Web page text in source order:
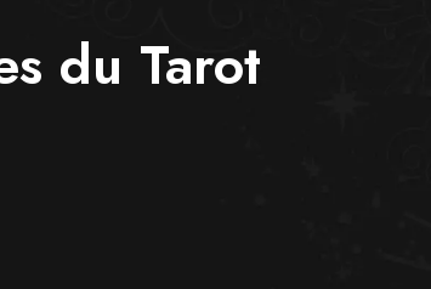
du Tarot